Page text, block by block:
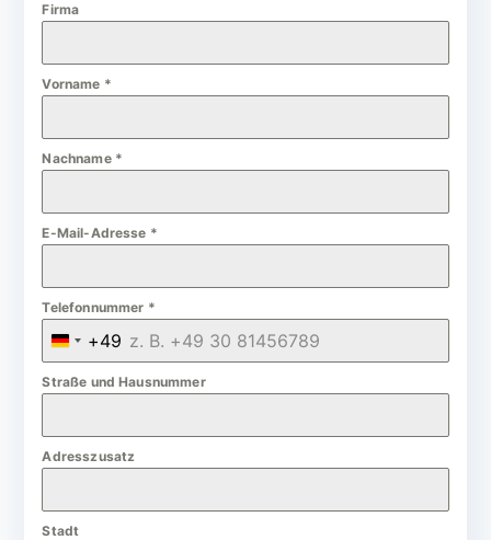
Firma
Vorname *
Nachname *
E-Mail-Adresse *
Telefonnummer *
G
e
m
a
y
+49
Straße und Hausnummer
Adresszusatz
Stadt